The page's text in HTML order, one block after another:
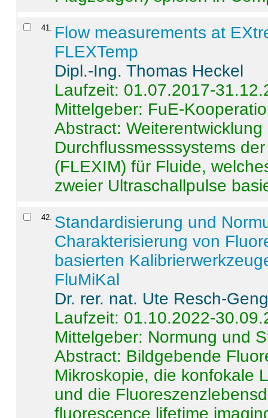
41. Flow measurements at
FLEXTemp
Dipl.-Ing. Thomas Heckel
Laufzeit: 01.07.2017-
Mittelgeber: FuE-
Abstract:
Durchflussmesssystems
(FLEXIM) für Fluide,
zweier Ultraschallpulse
42. Standardisierung und
Charakterisierung von
basierten
FluMiKal
Dr. rer. nat. Ute Resch-
Laufzeit: 01.10.2022-
Mittelgeber: Normung und
Abstract: Bildgebende
Mikroskopie, die konfokale
und die
fluorescence lifetime